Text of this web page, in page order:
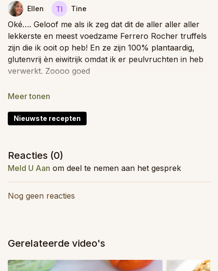
Ellen Tine
Oké…. Geloof me als ik zeg dat dit de aller aller aller
lekkerste en meest voedzame Ferrero Rocher truffels
zijn die ik ooit op heb! En ze zijn 100% plantaardig,
glutenvrij èn eiwitrijk omdat ik er peulvruchten in heb
verwerkt. Zoooo goed
Totale tijd: 5 minuten
Kidsproof: Ja
Invriesbaar: Nee
Ingrediënten (voor 4 personen)
2 avocado's rijp
25 ml citroensap
1,5 tomaten
peper
naar smaak
Nieuwste recepten
Reacties (0)
Meld U Aan om deel te nemen aan het gesprek
Nog geen reacties
Gerelateerde video's